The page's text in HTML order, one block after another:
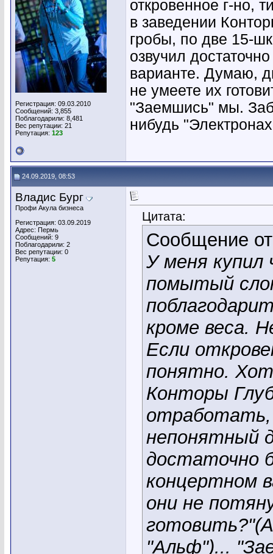
Регистрация: 09.03.2010
Сообщений: 3,855
Поблагодарили: 8,481
Вес репутации: 21
Репутация: 123
откровенное г-но,
в заведении
гробы, по две 15-
озвучил
варианте. Думаю,
не умеете их
"Заемшись" мы.
нибудь
24.09.2019, 08:53
Владис Бург
Профи Акула бизнеса
Регистрация: 03.09.2019
Адрес: Пермь
Сообщений: 9
Поблагодарили: 2
Вес репутации: 0
Репутация: 5
Цитата:
Сообщение
У меня купил
помытый
кроме веса.
Если
понятно.
Конторы
отработать,
непонятный
достаточно
концертном
они не
"Альф")...